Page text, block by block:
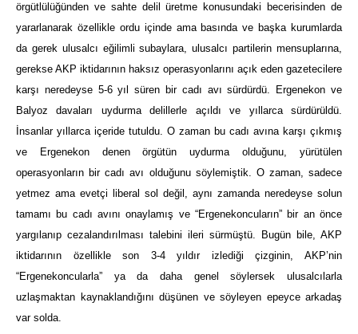
örgütlülüğünden ve sahte delil üretme konusundaki becerisinden de
yararlanarak özellikle ordu içinde ama basında ve başka kurumlarda
da gerek ulusalcı eğilimli subaylara, ulusalcı partilerin mensuplarına,
gerekse AKP iktidarının haksız operasyonlarını açık eden gazetecilere
karşı neredeyse 5-6 yıl süren bir cadı avı sürdürdü. Ergenekon ve
Balyoz davaları uydurma delillerle açıldı ve yıllarca sürdürüldü.
İnsanlar yıllarca içeride tutuldu. O zaman bu cadı avına karşı çıkmış
ve Ergenekon denen örgütün uydurma olduğunu, yürütülen
operasyonların bir cadı avı olduğunu söylemiştik. O zaman, sadece
yetmez ama evetçi liberal sol değil, aynı zamanda neredeyse solun
tamamı bu cadı avını onaylamış ve “Ergenekoncuların” bir an önce
yargılanıp cezalandırılması talebini ileri sürmüştü. Bugün bile, AKP
iktidarının özellikle son 3-4 yıldır izlediği çizginin, AKP’nin
“Ergenekoncularla” ya da daha genel söylersek ulusalcılarla
uzlaşmaktan kaynaklandığını düşünen ve söyleyen epeyce arkadaş
var solda.